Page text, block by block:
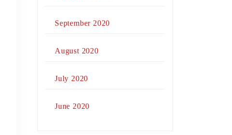
September 2020
August 2020
July 2020
June 2020